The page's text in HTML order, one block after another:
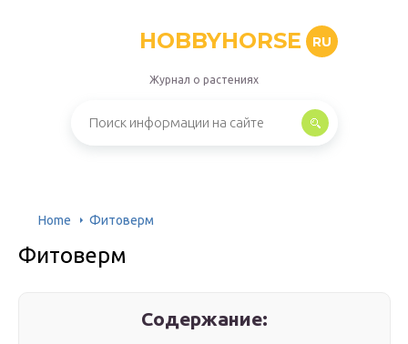
HOBBYHORSE RU
Журнал о растениях
Home Фитоверм
Фитоверм
Содержание: